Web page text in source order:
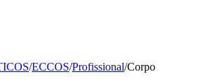
/ECCOS/Profissional/Corpo